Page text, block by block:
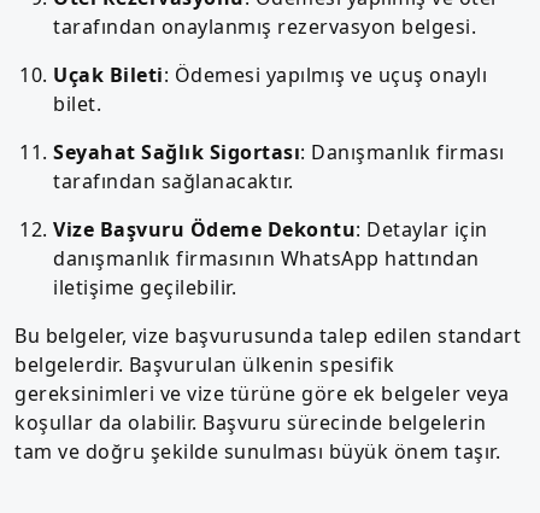
tarafından onaylanmış rezervasyon belgesi.
Uçak Bileti: Ödemesi yapılmış ve uçuş onaylı
bilet.
Seyahat Sağlık Sigortası: Danışmanlık firması
tarafından sağlanacaktır.
Vize Başvuru Ödeme Dekontu: Detaylar için
danışmanlık firmasının WhatsApp hattından
iletişime geçilebilir.
Bu belgeler, vize başvurusunda talep edilen standart
belgelerdir. Başvurulan ülkenin spesifik
gereksinimleri ve vize türüne göre ek belgeler veya
koşullar da olabilir. Başvuru sürecinde belgelerin
tam ve doğru şekilde sunulması büyük önem taşır.